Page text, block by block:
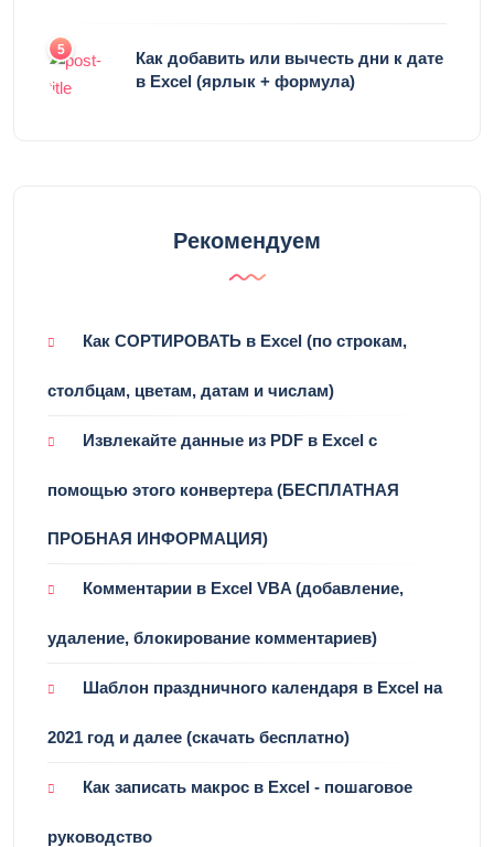
5
Как добавить или вычесть дни к дате
в Excel (ярлык + формула)
Рекомендуем
Как СОРТИРОВАТЬ в Excel (по строкам,
столбцам, цветам, датам и числам)
Извлекайте данные из PDF в Excel с
помощью этого конвертера (БЕСПЛАТНАЯ
ПРОБНАЯ ИНФОРМАЦИЯ)
Комментарии в Excel VBA (добавление,
удаление, блокирование комментариев)
Шаблон праздничного календаря в Excel на
2021 год и далее (скачать бесплатно)
Как записать макрос в Excel - пошаговое
руководство